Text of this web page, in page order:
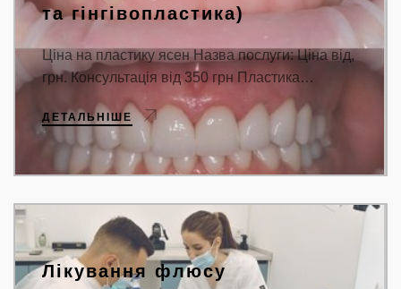
та гінгівопластика)
Ціна на пластику ясен Назва послуги: Ціна від,
грн. Консультація від 350 грн Пластика…
ДЕТАЛЬНІШЕ
Лікування флюсу